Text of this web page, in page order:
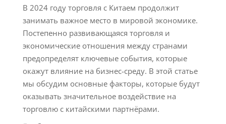
В 2024 году торговля с Китаем продолжит
занимать важное место в мировой экономике.
Постепенно развивающаяся торговля и
экономические отношения между странами
предопределят ключевые события, которые
окажут влияние на бизнес-среду. В этой статье
мы обсудим основные факторы, которые будут
оказывать значительное воздействие на
торговлю с китайскими партнёрами.